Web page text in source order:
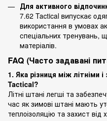
Для активного
7.62 Tactical випускає
використання в умовах
спеціальних тренувань,
матеріалів.
FAQ (Часто задавані
1. Яка різниця між літніми
Tactical?
Літні штані легші та
час як зимові штані мають
теплоізоляцію та захист від